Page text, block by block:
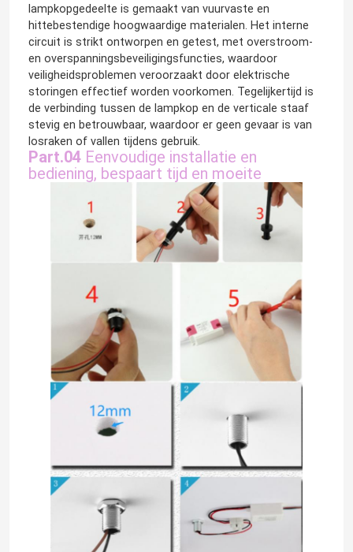
lampkopgedeelte is gemaakt van vuurvaste en
hittebestendige hoogwaardige materialen. Het interne
circuit is strikt ontworpen en getest, met overstroom-
en overspanningsbeveiligingsfuncties, waardoor
veiligheidsproblemen veroorzaakt door elektrische
storingen effectief worden voorkomen. Tegelijkertijd is
de verbinding tussen de lampkop en de verticale staaf
stevig en betrouwbaar, waardoor er geen gevaar is van
losraken of vallen tijdens gebruik.
Part.04 Eenvoudige installatie en
bediening, bespaart tijd en moeite